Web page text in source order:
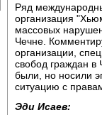
Ряд
организация
массовых
Чечне.
организации,
свобод граждан
были, но носили
ситуацию с
Эди Исаев: